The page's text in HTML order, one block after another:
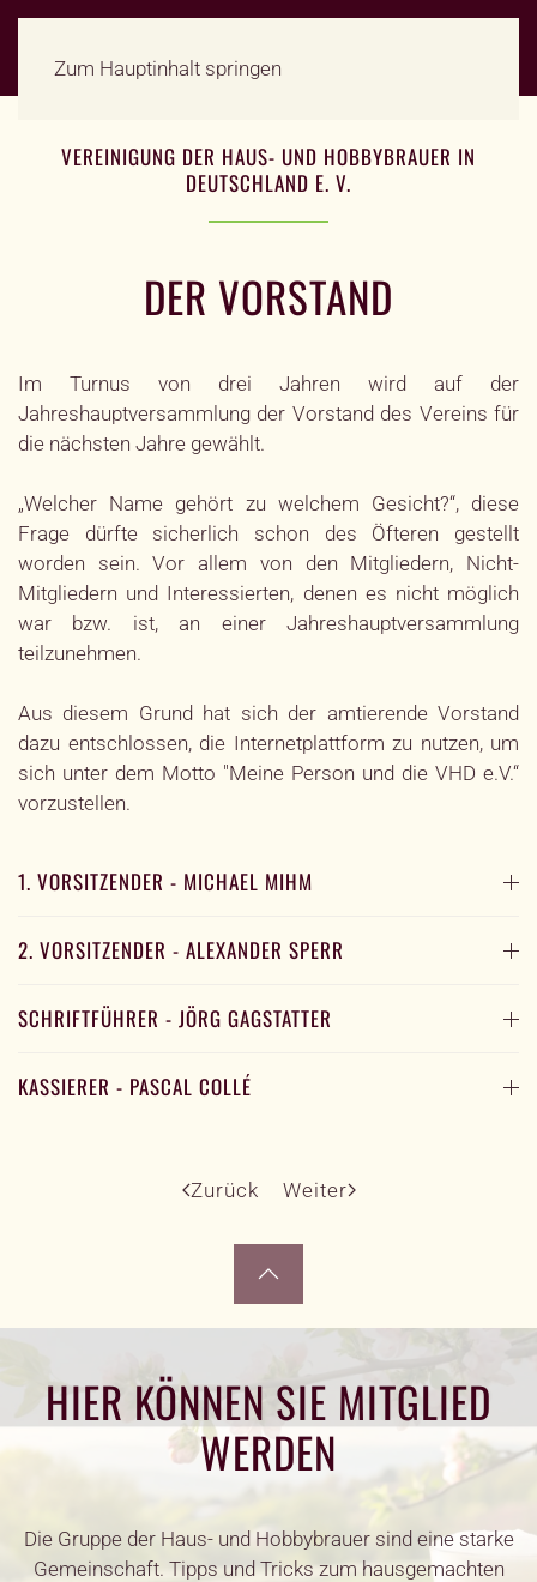
Zum Hauptinhalt springen
VEREINIGUNG DER HAUS- UND HOBBYBRAUER IN
DEUTSCHLAND E. V.
DER VORSTAND
Im Turnus von drei Jahren wird auf der
Jahreshauptversammlung der Vorstand des Vereins für
die nächsten Jahre gewählt.
„Welcher Name gehört zu welchem Gesicht?“, diese
Frage dürfte sicherlich schon des Öfteren gestellt
worden sein. Vor allem von den Mitgliedern, Nicht-
Mitgliedern und Interessierten, denen es nicht möglich
war bzw. ist, an einer Jahreshauptversammlung
teilzunehmen.
Aus diesem Grund hat sich der amtierende Vorstand
dazu entschlossen, die Internetplattform zu nutzen, um
sich unter dem Motto "Meine Person und die VHD e.V.“
vorzustellen.
1. VORSITZENDER - MICHAEL MIHM
2. VORSITZENDER - ALEXANDER SPERR
SCHRIFTFÜHRER - JÖRG GAGSTATTER
KASSIERER - PASCAL COLLÉ
Zurück Weiter
HIER KÖNNEN SIE MITGLIED
WERDEN
Die Gruppe der Haus- und Hobbybrauer sind eine starke
Gemeinschaft. Tipps und Tricks zum hausgemachten